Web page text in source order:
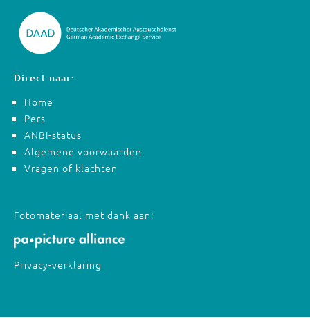
Direct naar:
Home
Pers
ANBI-status
Algemene voorwaarden
Vragen of klachten
Fotomateriaal met dank aan:
Privacy-verklaring